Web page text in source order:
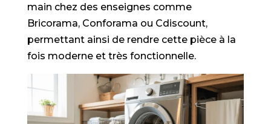
main chez des enseignes comme
Bricorama, Conforama ou Cdiscount,
permettant ainsi de rendre cette pièce à la
fois moderne et très fonctionnelle.